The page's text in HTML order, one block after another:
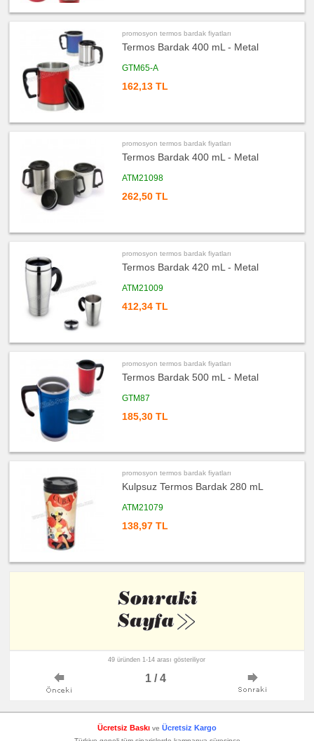
promosyon termos bardak fiyatları
Termos Bardak 400 mL - Metal
GTM65-A
162,13 TL
promosyon termos bardak fiyatları
Termos Bardak 400 mL - Metal
ATM21098
262,50 TL
promosyon termos bardak fiyatları
Termos Bardak 420 mL - Metal
ATM21009
412,34 TL
promosyon termos bardak fiyatları
Termos Bardak 500 mL - Metal
GTM87
185,30 TL
promosyon termos bardak fiyatları
Kulpsuz Termos Bardak 280 mL
ATM21079
138,97 TL
49 üründen 1-14 arası gösteriliyor
1 / 4
Bloknot
Para
Tabağı
ucuz
promosyon
Çantası
ucuz
promosyon
Masa
Seti
Sümen
Takımı
promosyon
Seti
&
Not
Tutucu
ucuz
Bilgisayar
Aksesuarları
ucuz
Ücretsiz Baskı ve Ücretsiz Kargo